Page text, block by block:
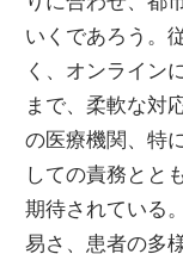
いくであろう。
く、オンライン
まで、柔軟な対
の医療機関、特
しての責務とと
期待されている
易さ、患者の多